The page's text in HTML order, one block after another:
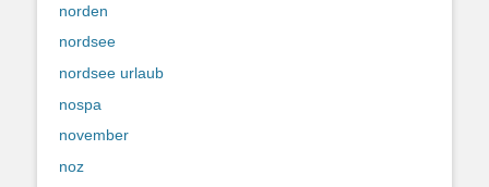
norden
nordsee
nordsee urlaub
nospa
november
noz